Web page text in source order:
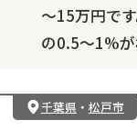
～15万円で
の0.5～1%が
千葉県 ・ 松戸市